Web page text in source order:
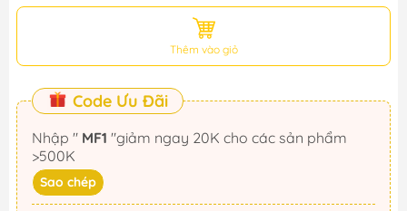
Thêm vào giỏ
Code Ưu Đãi
Nhập " MF1
>500K
Sao chép